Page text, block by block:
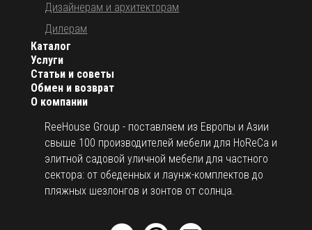
О компании
ReeHouse Group - поставляем из Европы и Азии
свыше 100 производителей мебели для HoReCa и
элитной садовой уличной мебели для частного
сектора: от обеденных и лаунж-комплектов до
пляжных шезлонгов и зонтов от солнца.
Каталог
Услуги
Статьи и советы
Обмен и возврат
Дизайнерам и архитекторам
Дилерам